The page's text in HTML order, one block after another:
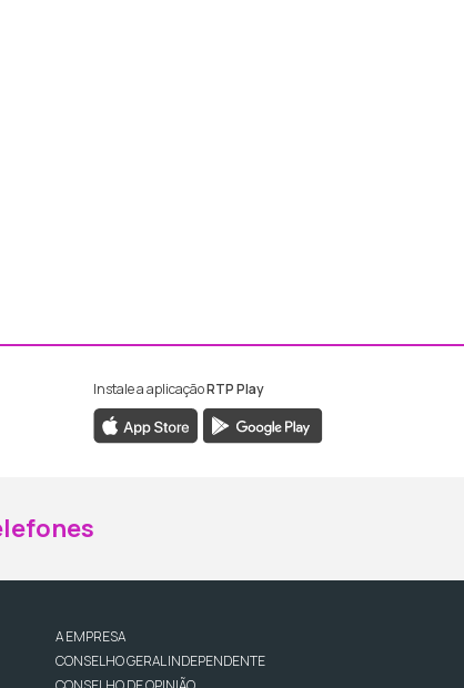
da RTP Madeira
da RTP Madeira
Instale a aplicaçãoRTP Play
A EMPRESA
CONSELHO GERAL INDEPENDENTE